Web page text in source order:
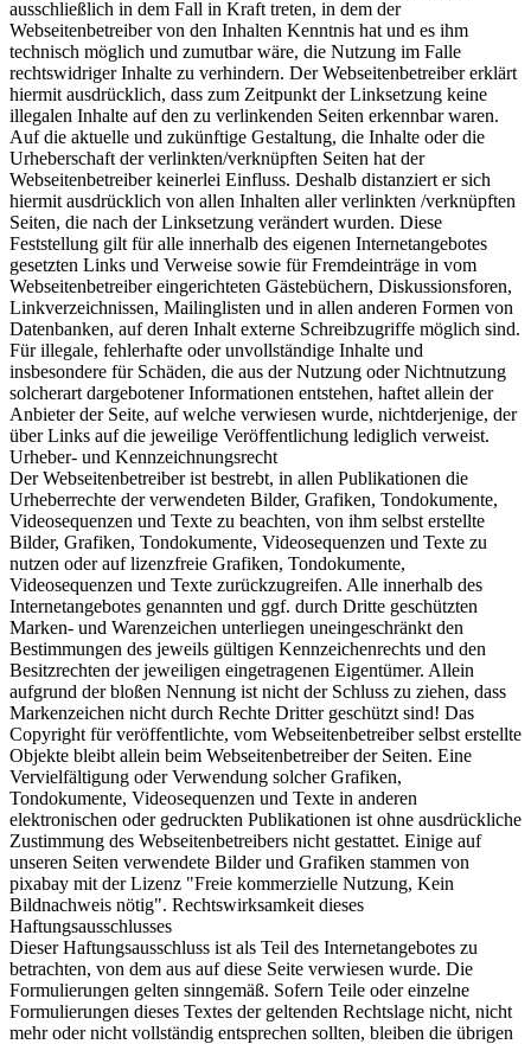
ausschließlich in dem Fall in Kraft treten, in dem der
Webseitenbetreiber von den Inhalten Kenntnis hat und es ihm
technisch möglich und zumutbar wäre, die Nutzung im Falle
rechtswidriger Inhalte zu verhindern. Der Webseitenbetreiber erklärt
hiermit ausdrücklich, dass zum Zeitpunkt der Linksetzung keine
illegalen Inhalte auf den zu verlinkenden Seiten erkennbar waren.
Auf die aktuelle und zukünftige Gestaltung, die Inhalte oder die
Urheberschaft der verlinkten/verknüpften Seiten hat der
Webseitenbetreiber keinerlei Einfluss. Deshalb distanziert er sich
hiermit ausdrücklich von allen Inhalten aller verlinkten /verknüpften
Seiten, die nach der Linksetzung verändert wurden. Diese
Feststellung gilt für alle innerhalb des eigenen Internetangebotes
gesetzten Links und Verweise sowie für Fremdeinträge in vom
Webseitenbetreiber eingerichteten Gästebüchern, Diskussionsforen,
Linkverzeichnissen, Mailinglisten und in allen anderen Formen von
Datenbanken, auf deren Inhalt externe Schreibzugriffe möglich sind.
Für illegale, fehlerhafte oder unvollständige Inhalte und
insbesondere für Schäden, die aus der Nutzung oder Nichtnutzung
solcherart dargebotener Informationen entstehen, haftet allein der
Anbieter der Seite, auf welche verwiesen wurde, nichtderjenige, der
über Links auf die jeweilige Veröffentlichung lediglich verweist.
Urheber- und Kennzeichnungsrecht
Der Webseitenbetreiber ist bestrebt, in allen Publikationen die
Urheberrechte der verwendeten Bilder, Grafiken, Tondokumente,
Videosequenzen und Texte zu beachten, von ihm selbst erstellte
Bilder, Grafiken, Tondokumente, Videosequenzen und Texte zu
nutzen oder auf lizenzfreie Grafiken, Tondokumente,
Videosequenzen und Texte zurückzugreifen. Alle innerhalb des
Internetangebotes genannten und ggf. durch Dritte geschützten
Marken- und Warenzeichen unterliegen uneingeschränkt den
Bestimmungen des jeweils gültigen Kennzeichenrechts und den
Besitzrechten der jeweiligen eingetragenen Eigentümer. Allein
aufgrund der bloßen Nennung ist nicht der Schluss zu ziehen, dass
Markenzeichen nicht durch Rechte Dritter geschützt sind! Das
Copyright für veröffentlichte, vom Webseitenbetreiber selbst erstellte
Objekte bleibt allein beim Webseitenbetreiber der Seiten. Eine
Vervielfältigung oder Verwendung solcher Grafiken,
Tondokumente, Videosequenzen und Texte in anderen
elektronischen oder gedruckten Publikationen ist ohne ausdrückliche
Zustimmung des Webseitenbetreibers nicht gestattet. Einige auf
unseren Seiten verwendete Bilder und Grafiken stammen von
pixabay mit der Lizenz "Freie kommerzielle Nutzung, Kein
Bildnachweis nötig". Rechtswirksamkeit dieses
Haftungsausschlusses
Dieser Haftungsausschluss ist als Teil des Internetangebotes zu
betrachten, von dem aus auf diese Seite verwiesen wurde. Die
Formulierungen gelten sinngemäß. Sofern Teile oder einzelne
Formulierungen dieses Textes der geltenden Rechtslage nicht, nicht
mehr oder nicht vollständig entsprechen sollten, bleiben die übrigen